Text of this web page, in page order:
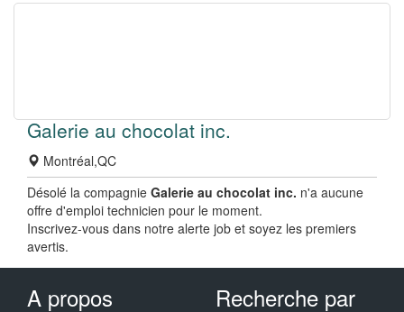
Galerie au chocolat inc.
Montréal,QC
Désolé la compagnie Galerie au chocolat inc. n'a aucune
offre d'emploi technicien pour le moment.
Inscrivez-vous dans notre alerte job et soyez les premiers
avertis.
A propos Recherche par